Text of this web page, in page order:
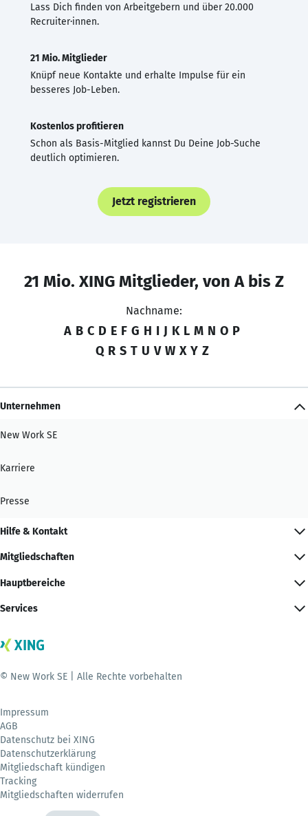
Lass Dich finden von Arbeitgebern und über 20.000
Recruiter·innen.
21 Mio. Mitglieder
Knüpf neue Kontakte und erhalte Impulse für ein
besseres Job-Leben.
Kostenlos profitieren
Schon als Basis-Mitglied kannst Du Deine Job-Suche
deutlich optimieren.
Jetzt registrieren
21 Mio. XING Mitglieder, von A bis Z
Nachname:
A B C D E F G H I J K L M N O P
Q R S T U V W X Y Z
Unternehmen
New Work SE
Karriere
Presse
Hilfe & Kontakt
Mitgliedschaften
Hauptbereiche
Services
© New Work SE | Alle Rechte vorbehalten
Impressum
AGB
Datenschutz bei XING
Datenschutzerklärung
Mitgliedschaft kündigen
Tracking
Mitgliedschaften widerrufen